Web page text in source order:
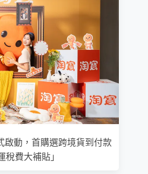
動，首購選跨境貨到付款
稅費大補貼」